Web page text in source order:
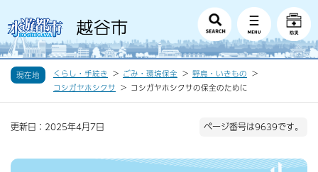
現在地 くらし・手続き ごみ・環境保全
野鳥・いきもの
コシガヤホシクサ
コシガヤホシクサの保全のために
更新日：2025年4月7日 ページ番号は9639です。